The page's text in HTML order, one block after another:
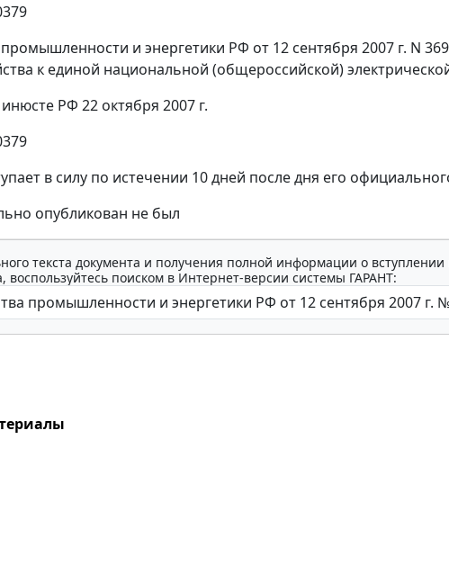
и энергетики РФ от 12 сентября 2007 г. N
к единой национальной (общероссийской)
РФ 22 октября 2007 г.
в силу по истечении 10 дней после дня его
опубликован не был
текста документа и получения полной информации о
воспользуйтесь поиском в Интернет-версии системы ГАРАНТ: